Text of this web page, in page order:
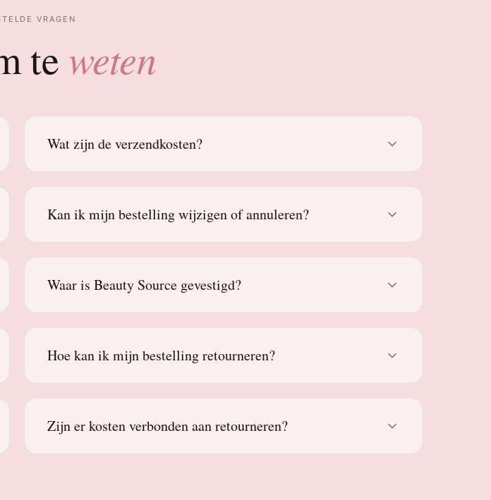
VRAGEN
te weten
Wat zijn de verzendkosten?
Kan ik mijn bestelling wijzigen of annuleren?
Waar is Beauty Source gevestigd?
Hoe kan ik mijn bestelling retourneren?
Zijn er kosten verbonden aan retourneren?